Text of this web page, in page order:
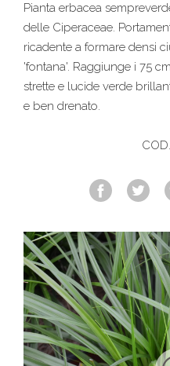
Pianta erbacea
delle Ciperaceae.
ricadente a formare densi
'fontana'. Raggiunge i 75
strette e lucide verde
e ben drenato.